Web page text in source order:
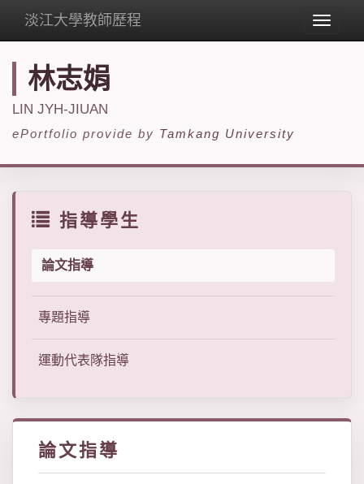
Toggle
淡江大學教師歷程
林志娟
LIN JYH-JIUAN
ePortfolio provide by Tamkang University
指導學生
論文指導
專題指導
運動代表隊指導
論文指導